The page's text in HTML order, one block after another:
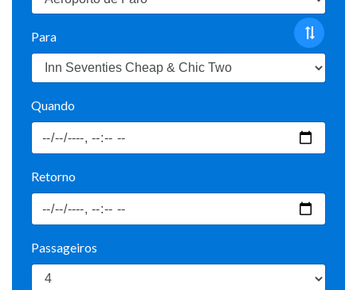
Para
Quando
Retorno
Passageiros